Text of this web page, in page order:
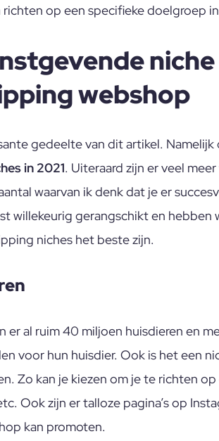
op een specifieke doelgroep
webshop
gedeelte van dit artikel.
in 2021. Uiteraard zijn er veel
waarvan ik denk dat je er
willekeurig gerangschikt en hebben
niches het beste zijn.
er al ruim 40 miljoen huisdieren en
voor hun huisdier. Ook is het een
Zo kan je kiezen om je te richten
Ook zijn er talloze pagina’s op
kan promoten.